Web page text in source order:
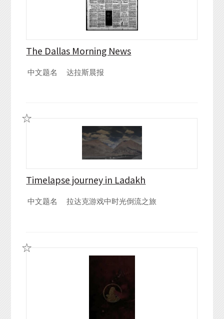
The Dallas Morning News
中文题名 达拉斯晨报
Timelapse journey in Ladakh
中文题名 拉达克游戏中时光倒流之旅